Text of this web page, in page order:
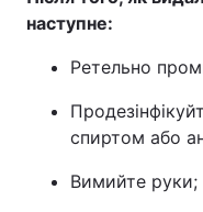
наступне:
Ретельно
спиртом або
Вимийте руки;